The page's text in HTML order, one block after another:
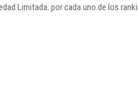
Limitada. por cada uno de los